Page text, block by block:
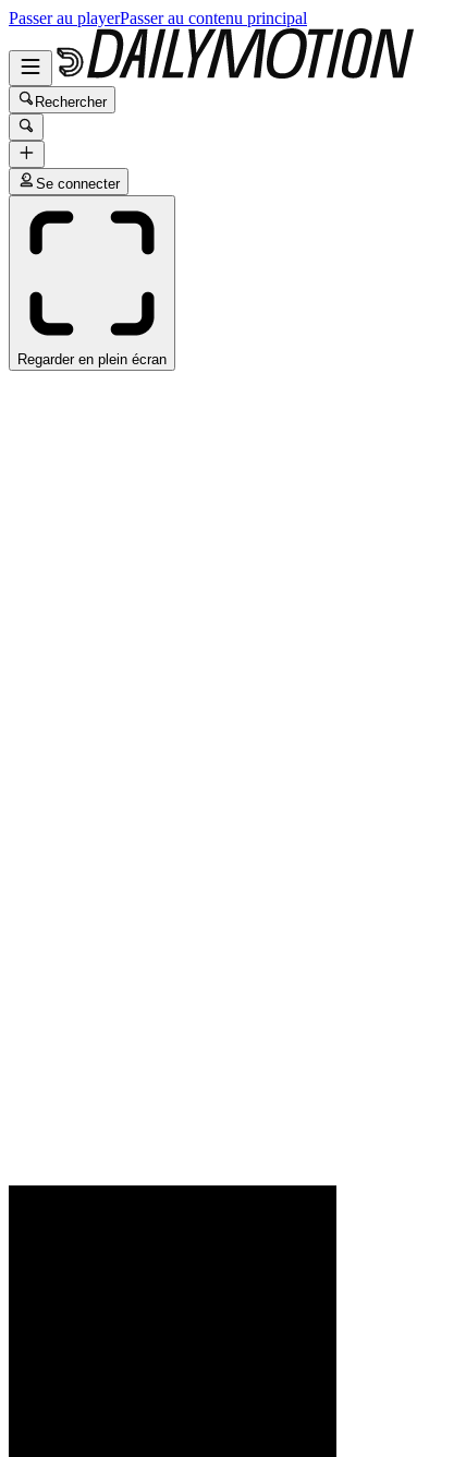
Passer au playerPasser au contenu principal
Rechercher
Se connecter
Regarder en plein écran